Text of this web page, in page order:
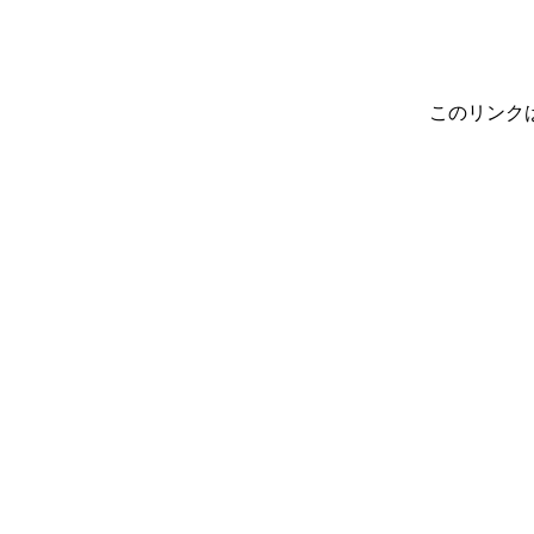
このリンク